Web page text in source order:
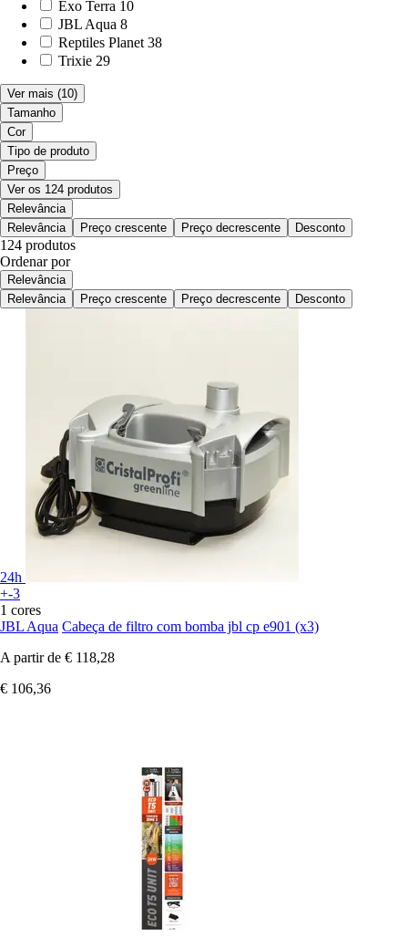
Exo Terra 10
JBL Aqua 8
Reptiles Planet 38
Trixie 29
Ver mais (10)
Tamanho
Cor
Tipo de produto
Preço
Ver os 124 produtos
Relevância
Relevância
Preço crescente Preço decrescente Desconto
124 produtos
Ordenar por
Relevância
Relevância
Preço crescente Preço decrescente Desconto
24h
+-3
1 cores
JBL Aqua Cabeça de filtro com bomba jbl cp e901 (x3)
A partir de € 118,28
€ 106,36